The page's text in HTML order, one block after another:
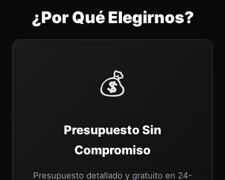
¿Por Qué Elegirnos?
💰
Presupuesto Sin
Compromiso
Presupuesto detallado y gratuito en 24-